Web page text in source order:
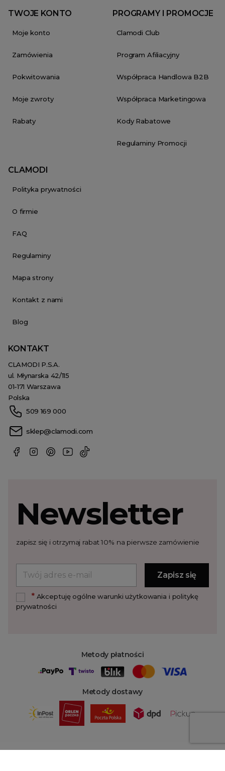
TWOJE KONTO
Moje konto
Zamówienia
Pokwitowania
Moje zwroty
Rabaty
PROGRAMY I PROMOCJE
Clamodi Club
Program Afiliacyjny
Współpraca Handlowa B2B
Współpraca Marketingowa
Kody Rabatowe
Regulaminy Promocji
CLAMODI
Polityka prywatności
O firmie
FAQ
Regulaminy
Mapa strony
Kontakt z nami
Blog
KONTAKT
CLAMODI P.S.A.
ul. Młynarska 42/115
01-171 Warszawa
Polska
509 169 000
sklep@clamodi.com
Metody płatności
Metody dostawy
Newsletter
zapisz się i otrzymaj rabat 10% na pierwsze zamówienie
*Akceptuję ogólne warunki użytkowania i politykę
prywatności